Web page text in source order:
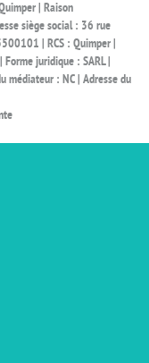
| Raison
siège social : 36 rue
| RCS : Quimper |
juridique : SARL |
médiateur : NC | Adresse du